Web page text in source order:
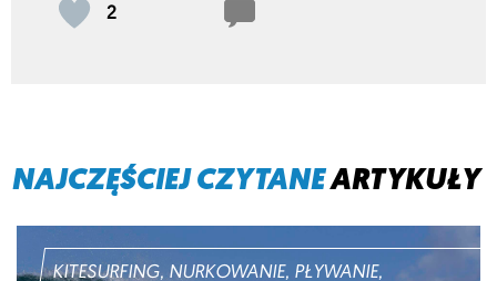
2
NAJCZĘŚCIEJ CZYTANEARTYKUŁY
KITESURFING, NURKOWANIE, PŁYWANIE,